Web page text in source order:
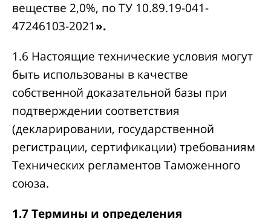
веществе 2,0%, по ТУ 10.89.19-041-
47246103-2021».
1.6 Настоящие технические условия могут
быть использованы в качестве
собственной доказательной базы при
подтверждении соответствия
(декларировании, государственной
регистрации, сертификации) требованиям
Технических регламентов Таможенного
союза.
1.7 Термины и определения